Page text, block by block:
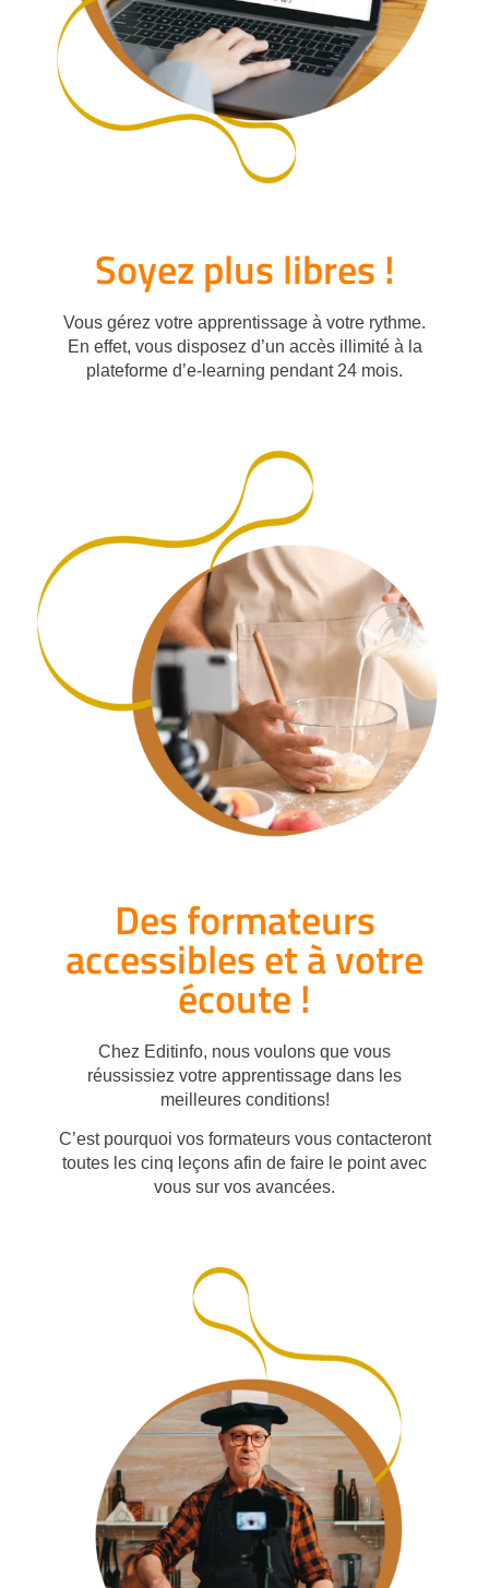
Soyez plus libres !
Vous gérez votre apprentissage à votre rythme.
En effet, vous disposez d’un accès illimité à la
plateforme d’e-learning pendant 24 mois.
Des formateurs
accessibles et à votre
écoute !
Chez Editinfo, nous voulons que vous
réussissiez votre apprentissage dans les
meilleures conditions!
C’est pourquoi vos formateurs vous contacteront
toutes les cinq leçons afin de faire le point avec
vous sur vos avancées.